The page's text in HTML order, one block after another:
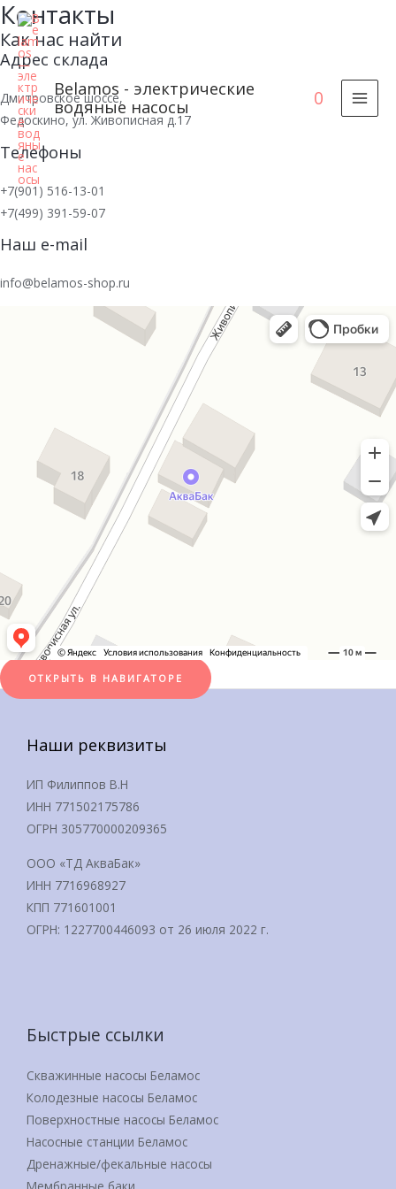
Belamos - электрические
водяные насосы
0
Контакты
Как нас найти
Адрес склада
Дмитровское шоссе,
Федоскино, ул. Живописная д.17
Телефоны
+7(901) 516-13-01
+7(499) 391-59-07
Наш e-mail
info@belamos-shop.ru
ОТКРЫТЬ В НАВИГАТОРЕ
Наши реквизиты
ИП Филиппов В.Н
ИНН 771502175786
ОГРН 305770000209365
ООО «ТД АкваБак»
ИНН 7716968927
КПП 771601001
ОГРН: 1227700446093 от 26 июля 2022 г.
Быстрые ссылки
Скважинные насосы Беламос
Колодезные насосы Беламос
Поверхностные насосы Беламос
Насосные станции Беламос
Дренажные/фекальные насосы